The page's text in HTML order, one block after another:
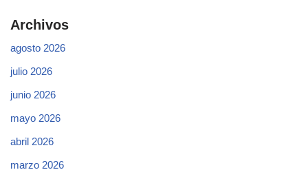
Archivos
agosto 2026
julio 2026
junio 2026
mayo 2026
abril 2026
marzo 2026